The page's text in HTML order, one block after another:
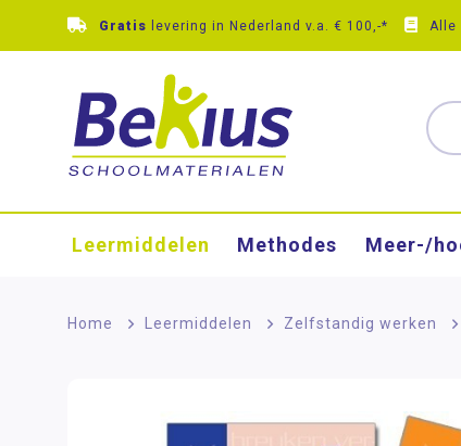
Gratis levering in Nederland v.a. € 100,-* Alle
Leermiddelen Methodes Meer-/
Home > Leermiddelen > Zelfstandig werken >